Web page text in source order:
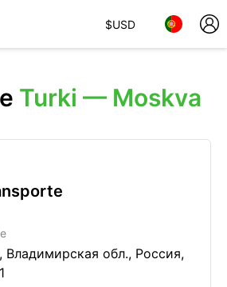
$USD
Turki — Moskva
Владимирская обл., Россия,